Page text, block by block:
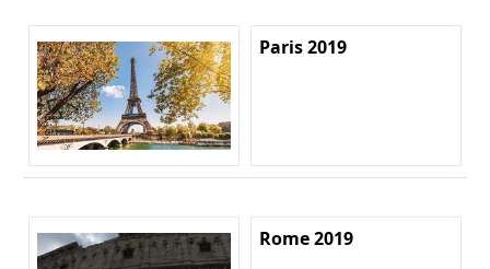
Paris 2019
Rome 2019